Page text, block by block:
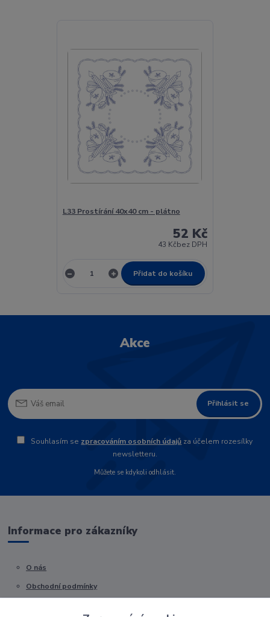
L33 Prostírání 40x40 cm - plátno
52 Kč
43 Kčbez DPH
Přidat do košíku
Akce
Přihlásit se
Souhlasím se zpracováním osobních údajů za účelem rozesílky
newsletteru.
Můžete se kdykoli odhlásit.
Informace pro zákazníky
O nás
Obchodní podmínky